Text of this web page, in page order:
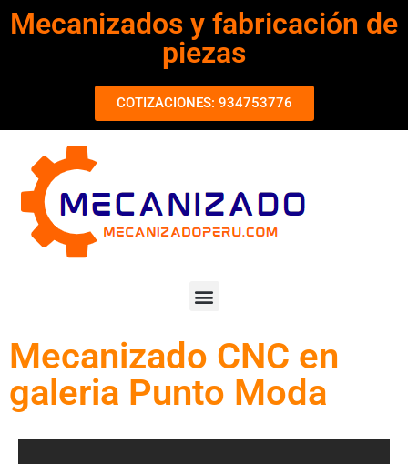
Mecanizados y fabricación de
piezas
COTIZACIONES: 934753776
Mecanizado CNC en
galeria Punto Moda